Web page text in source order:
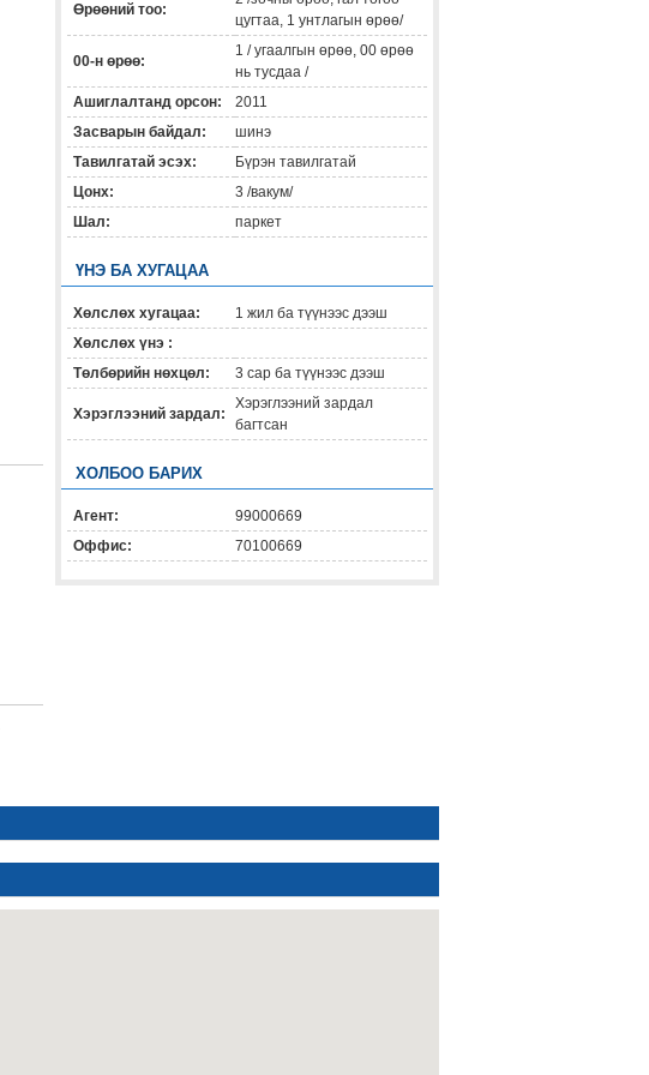
Өрөөний тоо:
цугтаа, 1 унтлагын өрөө/
00-н өрөө:
1 / угаалгын өрөө, 00 өрөө
нь тусдаа /
Ашиглалтанд орсон:
2011
Засварын байдал:
шинэ
Тавилгатай эсэх:
Бүрэн тавилгатай
Цонх:
3 /вакум/
Шал:
паркет
ҮНЭ БА ХУГАЦАА
Хөлслөх хугацаа:
1 жил ба түүнээс дээш
Хөлслөх үнэ :
Төлбөрийн нөхцөл:
3 сар ба түүнээс дээш
Хэрэглээний зардал:
Хэрэглээний зардал
багтсан
ХОЛБОО БАРИХ
Агент:
99000669
Оффис:
70100669